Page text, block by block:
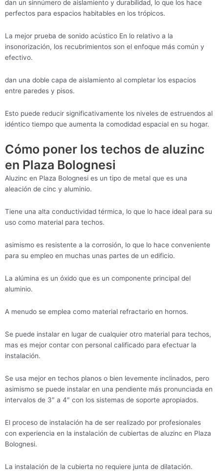
dan un sinnúmero de aislamiento y durabilidad, lo que los hace
perfectos para espacios habitables en los trópicos.
La mejor prueba de sonido acústico En lo relativo a la
insonorización, los recubrimientos son el enfoque más común y
efectivo.
dan una doble capa de aislamiento al completar los espacios
entre paredes y pisos.
Esto puede reducir significativamente los niveles de estruendos al
idéntico tiempo que aumenta la comodidad espacial en su hogar.
Cómo poner los techos de aluzinc
en Plaza Bolognesi
Aluzinc en Plaza Bolognesi es un tipo de metal que es una
aleación de cinc y aluminio.
Tiene una alta conductividad térmica, lo que lo hace ideal para su
uso como material para techos.
asimismo es resistente a la corrosión, lo que lo hace conveniente
para su empleo en muchas unas partes de un edificio.
La alúmina es un óxido que es un componente principal del
aluminio.
A menudo se emplea como material refractario en hornos.
Se puede instalar en lugar de cualquier otro material para techos,
mas es mejor contar con personal calificado para efectuar la
instalación.
Se usa mejor en techos planos o bien levemente inclinados, pero
asimismo se puede instalar en una pendiente más pronunciada en
intervalos de 3″ a 4″ con los sistemas de soporte apropiados.
El proceso de instalación ha de ser realizado por profesionales
con experiencia en la instalación de cubiertas de aluzinc en Plaza
Bolognesi.
La instalación de la cubierta no requiere junta de dilatación.